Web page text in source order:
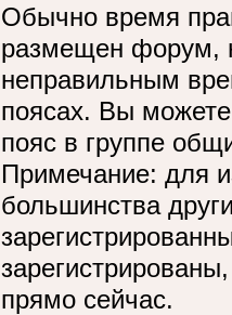
Обычно время
размещен форум,
неправильным
поясах. Вы
пояс в группе
Примечание: для
большинства
прямо сейчас.